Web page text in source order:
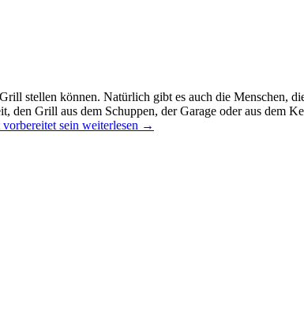
stellen können. Natürlich gibt es auch die Menschen,
den Grill aus dem Schuppen, der Garage oder aus dem
sein weiterlesen →